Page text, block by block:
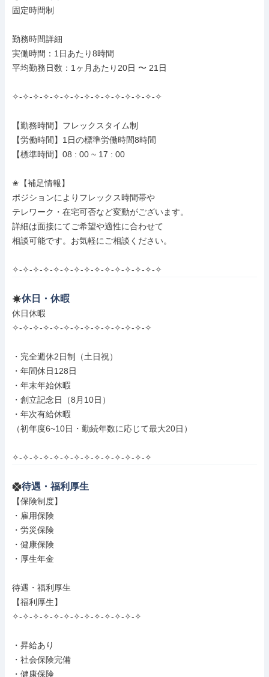
固定時間制
勤務時間詳細
実働時間：1日あたり8時間
平均勤務日数：1ヶ月あたり20日 〜 21日
✧-✧-✧-✧-✧-✧-✧-✧-✧-✧-✧-✧-✧-✧-✧
【勤務時間】フレックスタイム制
【労働時間】1日の標準労働時間8時間
【標準時間】08 : 00 ~ 17 : 00
✬【補足情報】
ポジションによりフレックス時間帯や
テレワーク・在宅可否など変動がございます。
詳細は面接にてご希望や適性に合わせて
相談可能です。お気軽にご相談ください。
✧-✧-✧-✧-✧-✧-✧-✧-✧-✧-✧-✧-✧-✧-✧
休日・休暇
休日休暇
✧-✧-✧-✧-✧-✧-✧-✧-✧-✧-✧-✧-✧-✧
・完全週休2日制（土日祝）
・年間休日128日
・年末年始休暇
・創立記念日（8月10日）
・年次有給休暇
（初年度6~10日・勤続年数に応じて最大20日）
✧-✧-✧-✧-✧-✧-✧-✧-✧-✧-✧-✧-✧-✧
待遇・福利厚生
【保険制度】
・雇用保険
・労災保険
・健康保険
・厚生年金
待遇・福利厚生
【福利厚生】
✧-✧-✧-✧-✧-✧-✧-✧-✧-✧-✧-✧-✧
・昇給あり
・社会保険完備
・健康保険